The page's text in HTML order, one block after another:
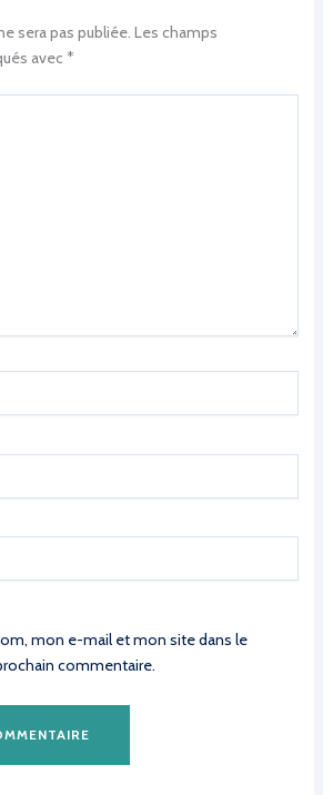
sera pas publiée. Les champs
avec *
mon e-mail et mon site dans le
commentaire.